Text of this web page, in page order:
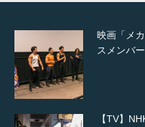
映画「メ
スメンバ
【TV】